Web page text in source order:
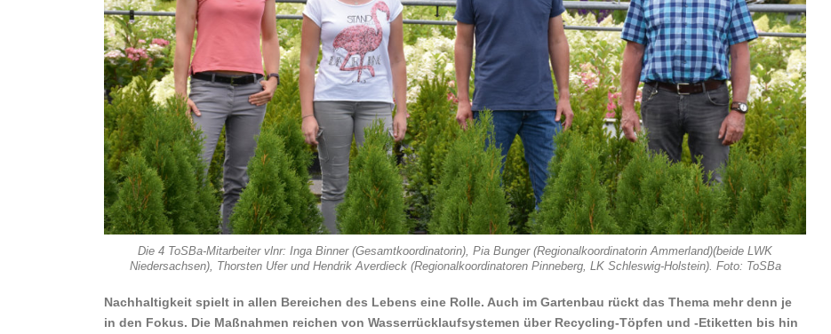
Die 4 ToSBa-Mitarbeiter vlnr: Inga Binner (Gesamtkoordinatorin), Pia Bunger (Regionalkoordinatorin Ammerland)(beide LWK
Niedersachsen), Thorsten Ufer und Hendrik Averdieck (Regionalkoordinatoren Pinneberg, LK Schleswig-Holstein). Foto: ToSBa
Nachhaltigkeit spielt in allen Bereichen des Lebens eine Rolle. Auch im Gartenbau rückt das Thema mehr denn je
in den Fokus. Die Maßnahmen reichen von Wasserrücklaufsystemen über Recycling-Töpfen und -Etiketten bis hin